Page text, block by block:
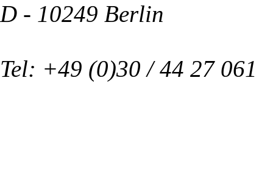
D - 10249 Berlin
Tel: +49 (0)30 / 44 27 061